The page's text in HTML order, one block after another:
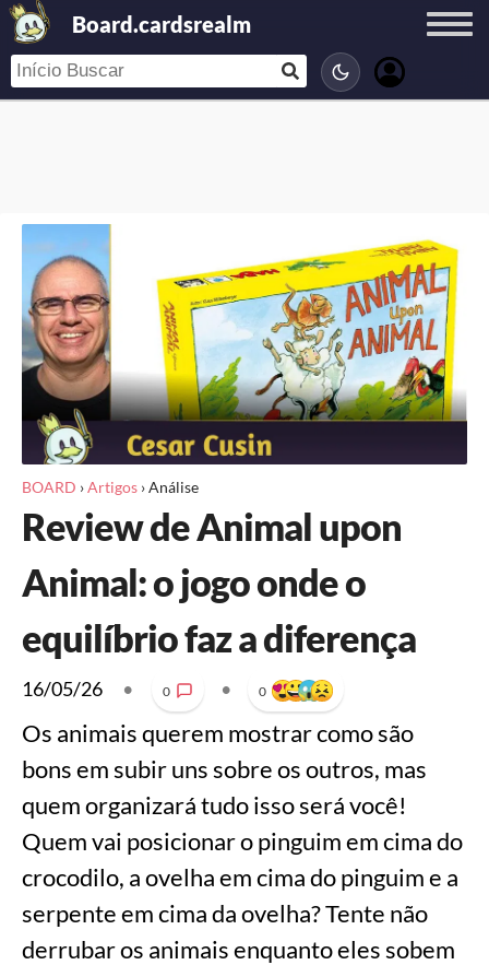
Board.cardsrealm
BOARD ›Artigos ›Análise
Review de Animal upon
Animal: o jogo onde o
equilíbrio faz a diferença
16/05/26 • 0 • 0
Os animais querem mostrar como são
bons em subir uns sobre os outros, mas
quem organizará tudo isso será você!
Quem vai posicionar o pinguim em cima do
crocodilo, a ovelha em cima do pinguim e a
serpente em cima da ovelha? Tente não
derrubar os animais enquanto eles sobem